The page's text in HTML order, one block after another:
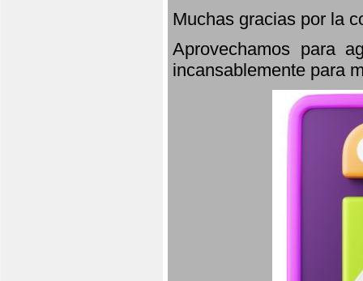
Muchas gracias por la
Aprovechamos para
incansablemente para